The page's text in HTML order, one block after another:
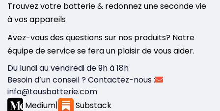
Trouvez votre batterie & redonnez une seconde vie
à vos appareils
Avez-vous des questions sur nos produits? Notre
équipe de service se fera un plaisir de vous aider.
Du lundi au vendredi de 9h à 18h
Besoin d’un conseil ? Contactez-nous :
info@tousbatterie.com
Medium| Substack